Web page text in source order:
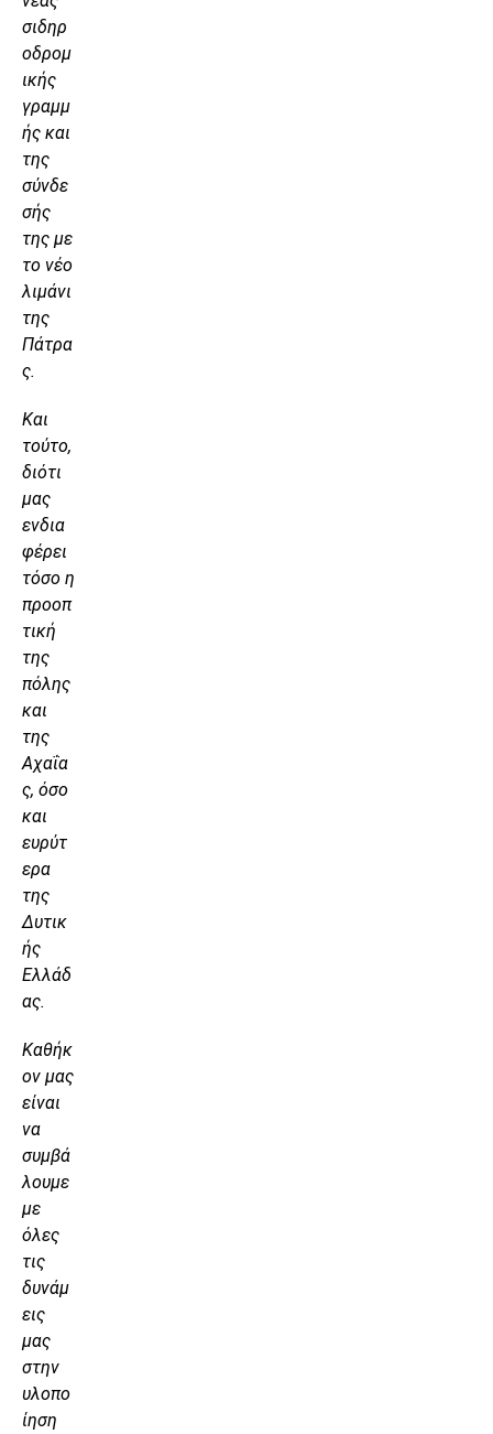
σιδηρ
οδρομ
ικής
γραμμ
ής και
της
σύνδε
σής
της με
το νέο
λιμάνι
της
Πάτρα
ς.
Και
τούτο,
διότι
μας
ενδια
φέρει
τόσο η
προοπ
τική
της
πόλης
και
της
Αχαΐα
ς, όσο
και
ευρύτ
ερα
της
Δυτικ
ής
Ελλάδ
ας.
Καθήκ
ον μας
είναι
να
συμβά
λουμε
με
όλες
τις
δυνάμ
εις
μας
στην
υλοπο
ίηση